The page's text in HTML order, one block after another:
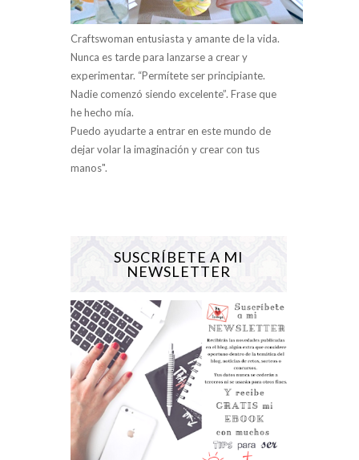
Craftswoman entusiasta y amante de la vida.
Nunca es tarde para lanzarse a crear y
experimentar. “Permítete ser principiante.
Nadie comenzó siendo excelente”. Frase que
he hecho mía.
Puedo ayudarte a entrar en este mundo de
dejar volar la imaginación y crear con tus
manos".
SUSCRÍBETE A MI
NEWSLETTER